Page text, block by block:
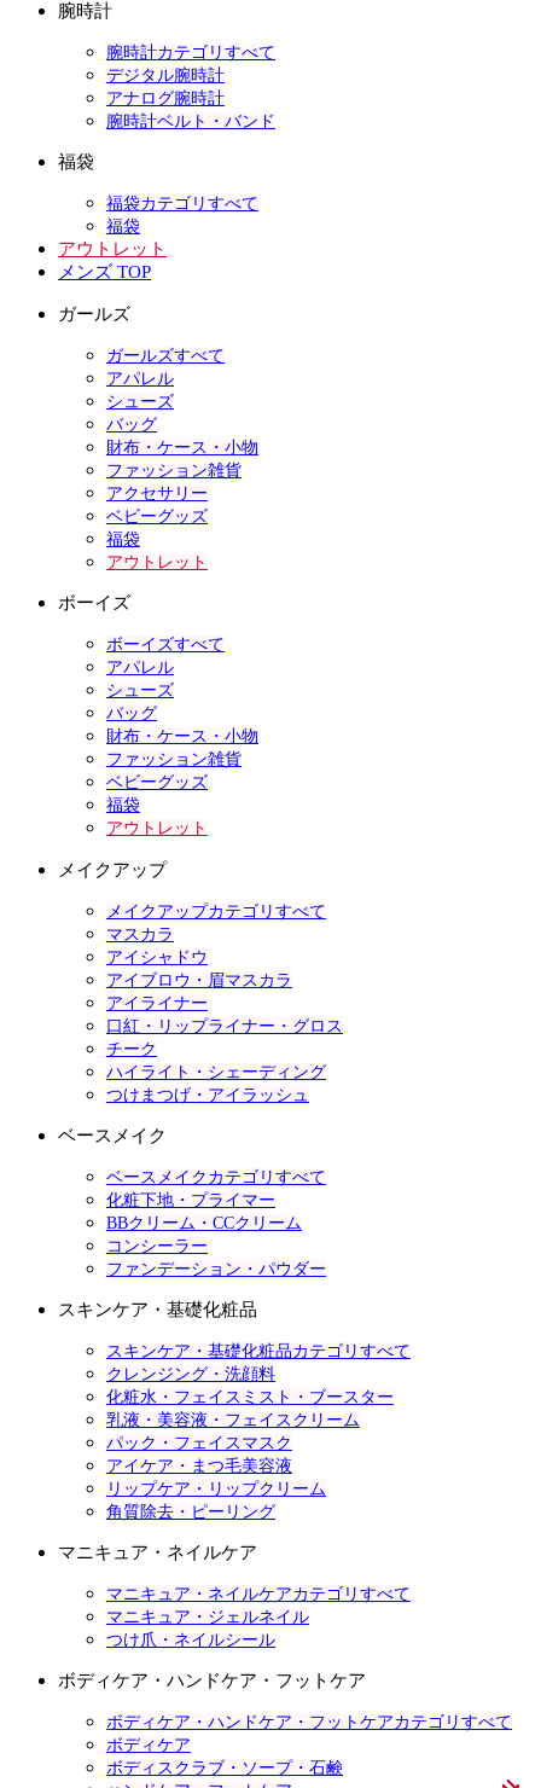
腕時計
腕時計カテゴリすべて
デジタル腕時計
アナログ腕時計
腕時計ベルト・バンド
福袋
福袋カテゴリすべて
福袋
アウトレット
メンズ TOP
ガールズ
ガールズすべて
アパレル
シューズ
バッグ
財布・ケース・小物
ファッション雑貨
アクセサリー
ベビーグッズ
福袋
アウトレット
ボーイズ
ボーイズすべて
アパレル
シューズ
バッグ
財布・ケース・小物
ファッション雑貨
ベビーグッズ
福袋
アウトレット
メイクアップ
メイクアップカテゴリすべて
マスカラ
アイシャドウ
アイブロウ・眉マスカラ
アイライナー
口紅・リップライナー・グロス
チーク
ハイライト・シェーディング
つけまつげ・アイラッシュ
ベースメイク
ベースメイクカテゴリすべて
化粧下地・プライマー
BBクリーム・CCクリーム
コンシーラー
ファンデーション・パウダー
スキンケア・基礎化粧品
スキンケア・基礎化粧品カテゴリすべて
クレンジング・洗顔料
化粧水・フェイスミスト・ブースター
乳液・美容液・フェイスクリーム
パック・フェイスマスク
アイケア・まつ毛美容液
リップケア・リップクリーム
角質除去・ピーリング
マニキュア・ネイルケア
マニキュア・ネイルケアカテゴリすべて
マニキュア・ジェルネイル
つけ爪・ネイルシール
ボディケア・ハンドケア・フットケア
ボディケア・ハンドケア・フットケアカテゴリすべて
ボディケア
ボディスクラブ・ソープ・石鹸